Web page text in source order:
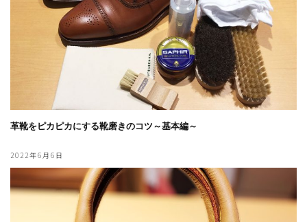
革靴をピカピカにする靴磨きのコツ～基本編～
2022年6月6日